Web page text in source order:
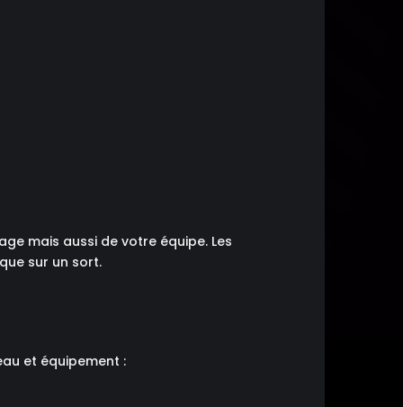
mais aussi de votre équipe. Les
sur un sort.
et équipement :